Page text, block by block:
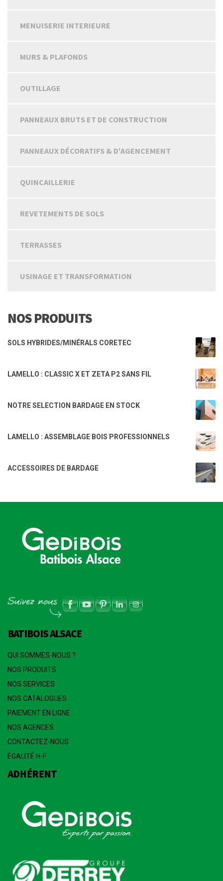
MENUISERIE INTERIEURE
MURS & PLAFONDS
OUTILLAGE
PANNEAUX BRUTS ET DE CONSTRUCTION
PANNEAUX DÉCORATIFS & D'AGENCEMENT
QUINCAILLERIE
REVETEMENTS DE SOLS
TERRASSES
USINAGE ET TRANSFORMATION
NOS PRODUITS
SOLS HYBRIDES/MINÉRALS CORETEC
LAMELLO : CLASSIC X ET ZETA P2 SANS FIL
NOTRE SELECTION BARDAGE EN STOCK
LAMELLO : ASSEMBLAGE BOIS PROFESSIONNELS
ACCESSOIRES DE BARDAGE
BATIBOIS ALSACE
QUI SOMMES-NOUS ?
NOS PRODUITS
NOS SERVICES
NOS CATALOGUES
PAIEMENT EN LIGNE
NOS AGENCES
CONTACTEZ-NOUS
ÉGALITÉ H-F
ADHÉRENT